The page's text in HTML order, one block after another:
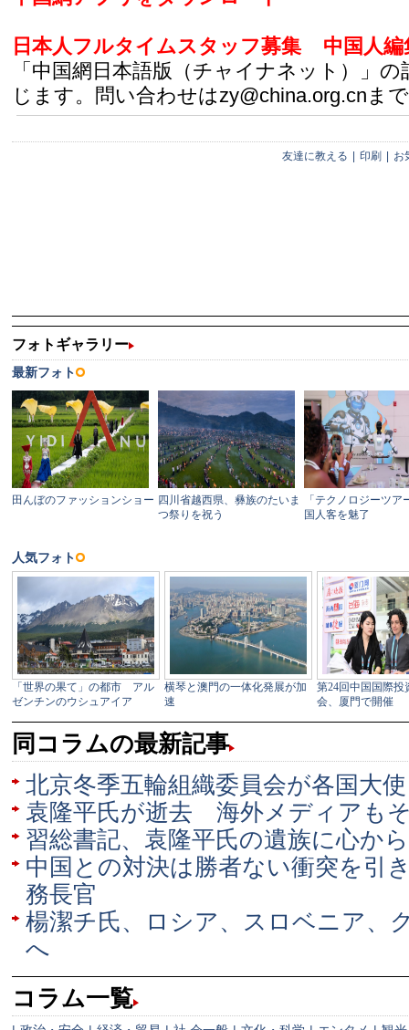
日本人フルタイムスタッフ募集
中国人
「中国網日本語版（チャイナネット）」
じます。問い合わせはzy@china.org.cnまで
友達に教える 印刷 お
同コラムの最新記事
北京冬季五輪組織委員会が各国大
袁隆平氏が逝去 海外メディアも
習総書記、袁隆平氏の遺族に心か
中国との対決は勝者ない衝突を引
務長官
楊潔チ氏、ロシア、スロベニア、
へ
コラム一覧